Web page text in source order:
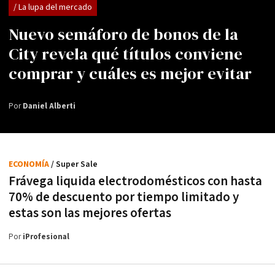
Nuevo semáforo de bonos de la
City revela qué títulos conviene
comprar y cuáles es mejor evitar
/ La lupa del mercado
PorDaniel Alberti
Frávega liquida electrodomésticos con hasta
70% de descuento por tiempo limitado y
estas son las mejores ofertas
ECONOMÍA/ Super Sale
PoriProfesional